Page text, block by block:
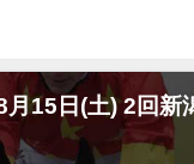
月15日(土) 2回新